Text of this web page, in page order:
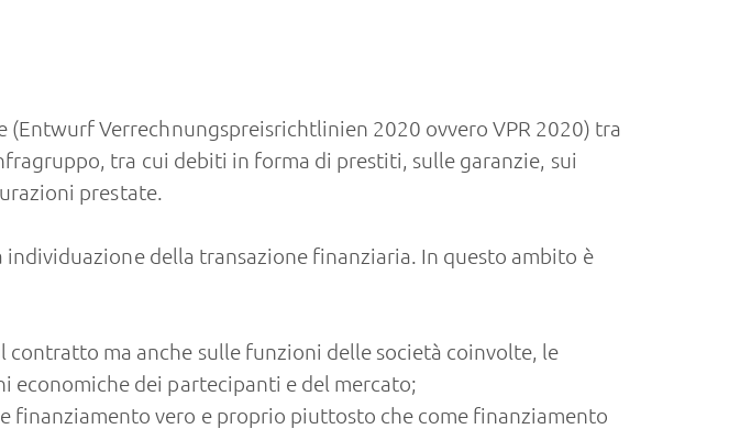
Verrechnungspreisrichtlinien 2020 ovvero VPR 2020) tra
tra cui debiti in forma di prestiti, sulle garanzie, sui
prestate.
della transazione finanziaria. In questo ambito è
ma anche sulle funzioni delle società coinvolte, le
economiche dei partecipanti e del mercato;
vero e proprio piuttosto che come finanziamento